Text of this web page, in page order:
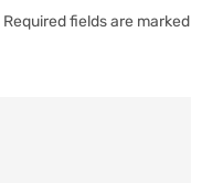
Required fields are marked